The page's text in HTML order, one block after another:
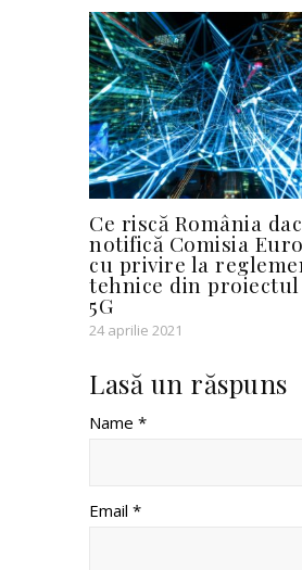
Ce riscă România
notifică Comisia
cu privire la
tehnice din proiectul
5G
24 aprilie 2021
Lasă un răspuns
Name *
Email *